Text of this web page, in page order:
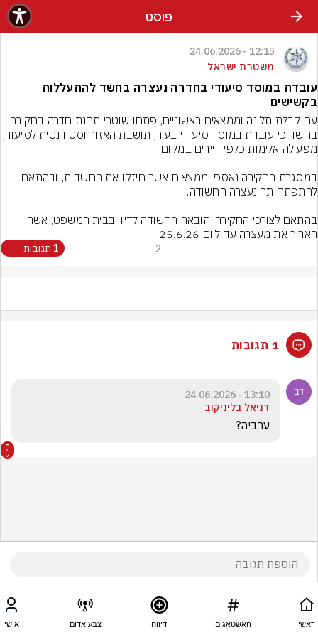
פוסט
12:15 - 24.06.2026
משטרת ישראל
עובדת במוסד סיעודי בחדרה נעצרה בחשד להתעללות
בקשישים
האריך את מעצרה עד ליום 25.6.26
2 1 תגובות
1 תגובות
13:10 - 24.06.2026
דניאל בליניקוב
ערביה?
ראשי האשטאגים דיווח צבע אדום אישי